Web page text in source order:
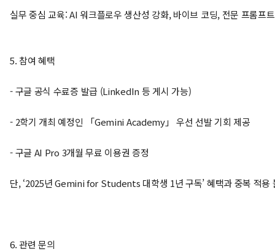
실무 중심 교육: AI 워크플로우 생산성 강화, 바이브 코딩, 전문 프롬프
5. 참여 혜택
- 구글 공식 수료증 발급 (LinkedIn 등 게시 가능)
- 2학기 개최 예정인 「Gemini Academy」 우선 선발 기회 제공
- 구글 AI Pro 3개월 무료 이용권 증정
단, ‘2025년 Gemini for Students 대학생 1년 구독’ 혜택과 중복 적용
6. 관련 문의